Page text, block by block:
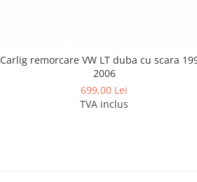
Carlig remorcare VW LT duba cu scara
2006
699,00 Lei
TVA inclus